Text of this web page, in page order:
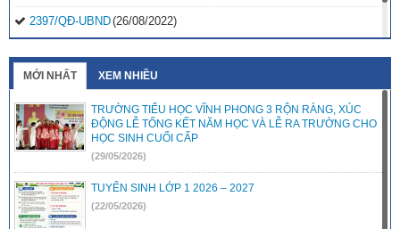
2397/QĐ-UBND(26/08/2022)
MỚI NHẤT XEM NHIỀU
TRƯỜNG TIỂU HỌC VĨNH PHONG 3 RỘN RÀNG, XÚC
ĐỘNG LỄ TỔNG KẾT NĂM HỌC VÀ LỄ RA TRƯỜNG CHO
HỌC SINH CUỐI CẤP
(29/05/2026)
TUYỂN SINH LỚP 1 2026 – 2027
(22/05/2026)